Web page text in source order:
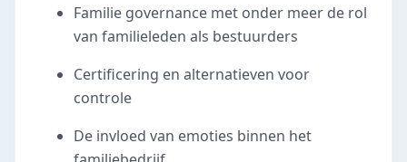
Familie governance met onder meer de rol
van familieleden als bestuurders
Certificering en alternatieven voor
controle
De invloed van emoties binnen het